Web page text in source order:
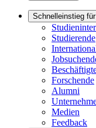
Schnelleinstieg
Studierende
Forschende
Alumni
Medien
Feedback